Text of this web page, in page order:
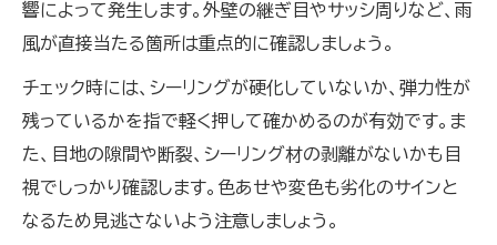
響によって発生します。外壁の継ぎ目やサッシ周りなど、雨
風が直接当たる箇所は重点的に確認しましょう。
チェック時には、シーリングが硬化していないか、弾力性が
残っているかを指で軽く押して確かめるのが有効です。ま
た、目地の隙間や断裂、シーリング材の剥離がないかも目
視でしっかり確認します。色あせや変色も劣化のサインと
なるため見逃さないよう注意しましょう。